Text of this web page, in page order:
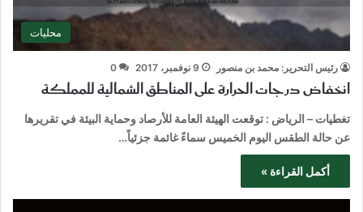
محليات
رئيس التحرير: محمد بن منصور 9 نوفمبر، 2017 0
انخفاض درجات الحرارة على المناطق الشمالية للمملكة
تغطيات – الرياض : توقعت الهيئة العامة للأرصاد وحماية البيئة في تقريرها
عن حالة الطقس اليوم الخميس سماءً غائمة جزئياً…
أكمل القراءة »